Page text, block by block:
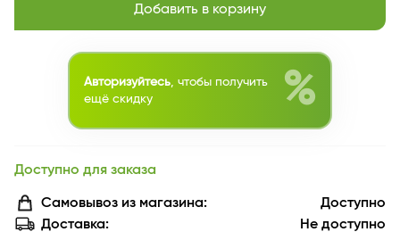
Добавить в корзину
Авторизуйтесь , чтобы получить
ещё скидку
%
Доступно для заказа
Самовывоз из магазина:
Доступно
Доставка:
Не доступно